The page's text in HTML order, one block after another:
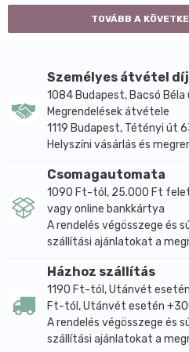
TOVÁBB A
Személyes átvétel
1084 Budapest, Bacsó
Megrendelések átvétele
1119 Budapest, Tétényi út
Helyszíni vásárlás és
Csomagautomata
1090 Ft-tól, 25.000 Ft
vagy online bankkártya
A rendelés végösszege és
szállítási ajánlatokat a
Házhoz szállítás
1190 Ft-tól, Utánvét
Ft-tól, Utánvét esetén
A rendelés végösszege és
szállítási ajánlatokat a